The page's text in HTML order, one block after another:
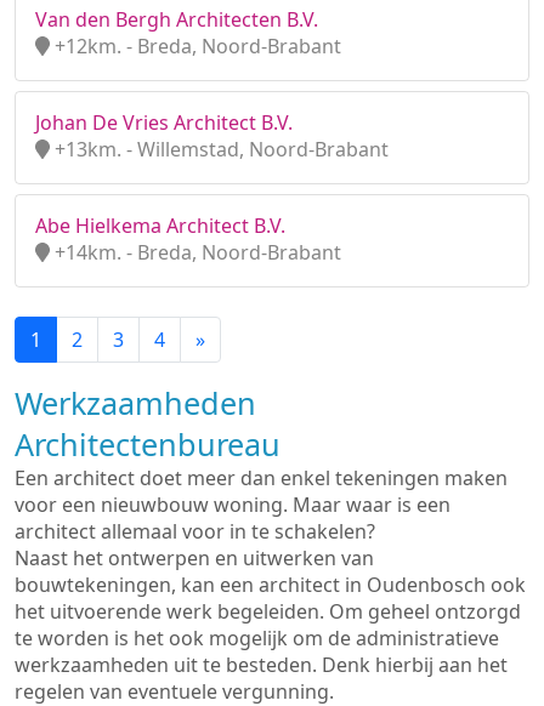
Van den Bergh Architecten B.V.
+12km. - Breda, Noord-Brabant
Johan De Vries Architect B.V.
+13km. - Willemstad, Noord-Brabant
Abe Hielkema Architect B.V.
+14km. - Breda, Noord-Brabant
1 2 3 4 »
Werkzaamheden
Architectenbureau
Een architect doet meer dan enkel tekeningen maken
voor een nieuwbouw woning. Maar waar is een
architect allemaal voor in te schakelen?
Naast het ontwerpen en uitwerken van
bouwtekeningen, kan een architect in Oudenbosch ook
het uitvoerende werk begeleiden. Om geheel ontzorgd
te worden is het ook mogelijk om de administratieve
werkzaamheden uit te besteden. Denk hierbij aan het
regelen van eventuele vergunning.